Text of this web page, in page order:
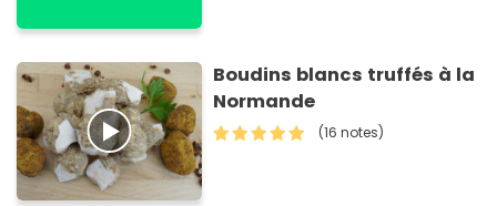
Boudins blancs truffés à la
Normande
(16 notes)